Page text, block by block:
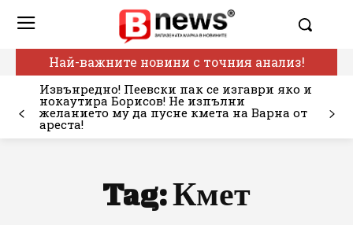
Най-важните новини с точния анализ!
Извънредно! Пеевски пак се изгаври яко и
нокаутира Борисов! Не изпълни
желанието му да пусне кмета на Варна от
ареста!
Tag:Кмет